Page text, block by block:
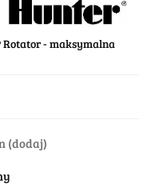
- maksymalna
(dodaj)